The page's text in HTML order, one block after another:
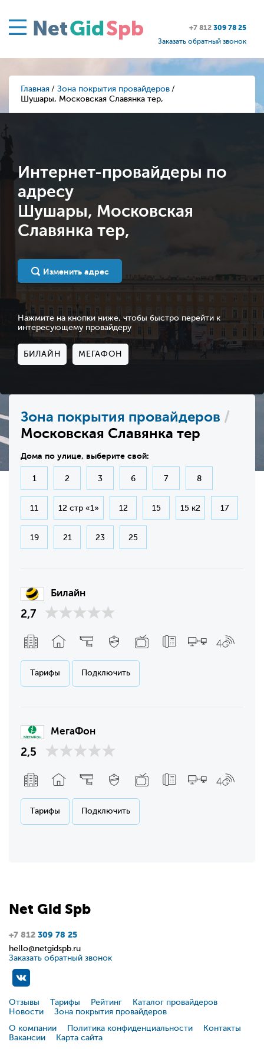
NetGidSpb +7 812 309 78 25
Заказать обратный звонок
Главная
Зона покрытия провайдеров
Шушары, Московская Славянка тер,
Интернет-провайдеры по
адресу
Шушары, Московская
Славянка тер,
Изменить адрес
Нажмите на кнопки ниже, чтобы быстро перейти к
интересующему провайдеру
БИЛАЙН МЕГАФОН
Зона покрытия провайдеров /
Московская Славянка тер
Дома по улице, выберите свой:
1 2 3 6 7 8
11 12 стр «1» 12 15 15 к2 17
19 21 23 25
Билайн
2,7
Тарифы Подключить
МегаФон
2,5
Тарифы Подключить
Net Gid Spb
+7 812 309 78 25
hello@netgidspb.ru
Заказать обратный звонок
Отзывы Тарифы Рейтинг
Каталог провайдеров
Новости
Зона покрытия провайдеров
О компании
Политика конфиденциальности
Контакты
Вакансии
Карта сайта